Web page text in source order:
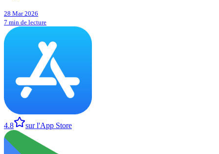
28 Mar 2026
7 min de lecture
4.8 sur l'App Store